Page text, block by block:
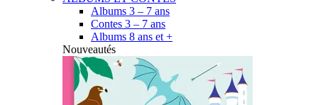
Albums 3 – 7 ans
Contes 3 – 7 ans
Albums 8 ans et +
Nouveautés